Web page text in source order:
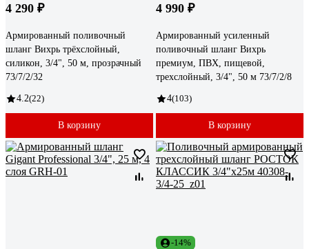
4 290 ₽
Армированный поливочный
шланг Вихрь трёхслойный,
силикон, 3/4", 50 м, прозрачный
73/7/2/32
4.2(22)
В корзину
4 990 ₽
Армированный усиленный
поливочный шланг Вихрь
премиум, ПВХ, пищевой,
трехслойный, 3/4", 50 м 73/7/2/8
4(103)
В корзину
-14%